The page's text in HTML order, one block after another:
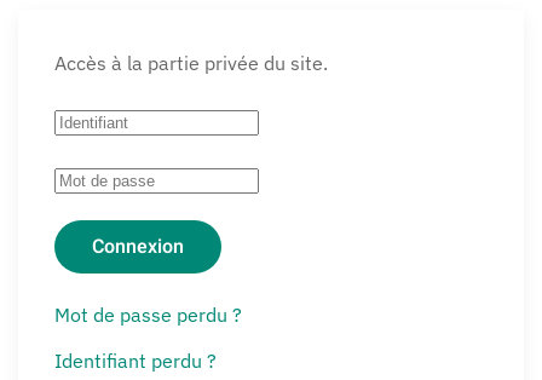
Accès à la partie privée du site.
Connexion
Mot de passe perdu ?
Identifiant perdu ?